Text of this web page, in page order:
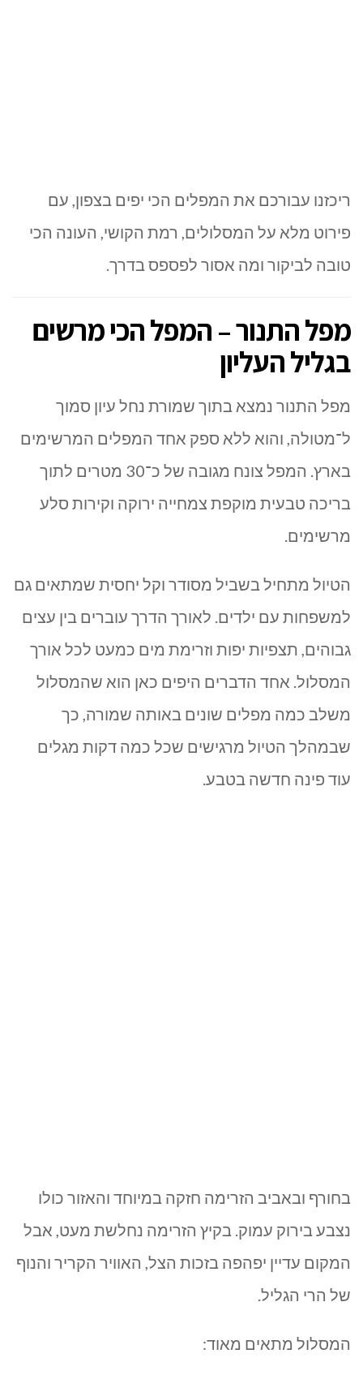
ריכזנו עבורכם את המפלים הכי יפים בצפון, עם
פירוט מלא על המסלולים, רמת הקושי, העונה הכי
טובה לביקור ומה אסור לפספס בדרך.
מפל התנור – המפל הכי מרשים
בגליל העליון
מפל התנור נמצא בתוך שמורת נחל עיון סמוך
ל־מטולה, והוא ללא ספק אחד המפלים המרשימים
בארץ. המפל צונח מגובה של כ־30 מטרים לתוך
בריכה טבעית מוקפת צמחייה ירוקה וקירות סלע
מרשימים.
הטיול מתחיל בשביל מסודר וקל יחסית שמתאים גם
למשפחות עם ילדים. לאורך הדרך עוברים בין עצים
גבוהים, תצפיות יפות וזרימת מים כמעט לכל אורך
המסלול. אחד הדברים היפים כאן הוא שהמסלול
משלב כמה מפלים שונים באותה שמורה, כך
שבמהלך הטיול מרגישים שכל כמה דקות מגלים
עוד פינה חדשה בטבע.
בחורף ובאביב הזרימה חזקה במיוחד והאזור כולו
נצבע בירוק עמוק. בקיץ הזרימה נחלשת מעט, אבל
המקום עדיין יפהפה בזכות הצל, האוויר הקריר והנוף
של הרי הגליל.
המסלול מתאים מאוד: